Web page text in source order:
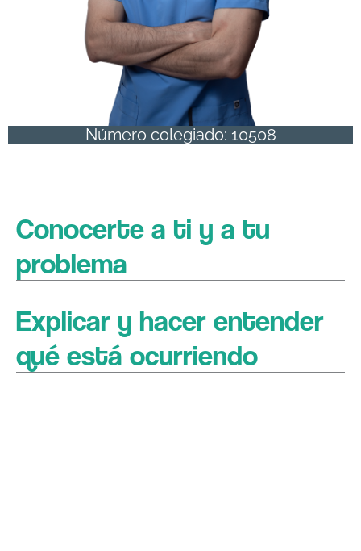
Número colegiado: 10508
Conocerte a ti y a tu
problema
Explicar y hacer entender
qué está ocurriendo